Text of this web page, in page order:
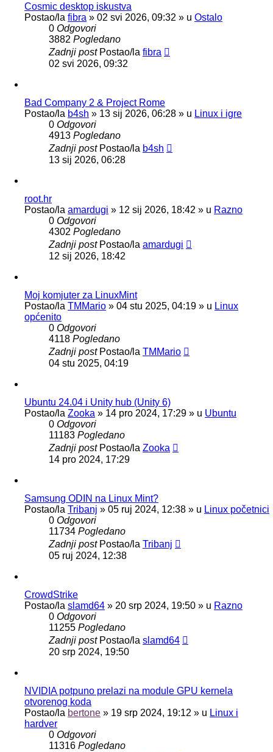
Cosmic desktop iskustva
Postao/la fibra » 02 svi 2026, 09:32 » u Ostalo
0 Odgovori
3882 Pogledano
Zadnji post Postao/la fibra
02 svi 2026, 09:32
Bad Company 2 & Project Rome
Postao/la b4sh » 13 sij 2026, 06:28 » u Linux i igre
0 Odgovori
4913 Pogledano
Zadnji post Postao/la b4sh
13 sij 2026, 06:28
root.hr
Postao/la amardugi » 12 sij 2026, 18:42 » u Razno
0 Odgovori
4302 Pogledano
Zadnji post Postao/la amardugi
12 sij 2026, 18:42
Moj komjuter za LinuxMint
Postao/la TMMario » 04 stu 2025, 04:19 » u Linux
općenito
0 Odgovori
4118 Pogledano
Zadnji post Postao/la TMMario
04 stu 2025, 04:19
Ubuntu 24.04 i Unity hub (Unity 6)
Postao/la Zooka » 14 pro 2024, 17:29 » u Ubuntu
0 Odgovori
11183 Pogledano
Zadnji post Postao/la Zooka
14 pro 2024, 17:29
Samsung ODIN na Linux Mint?
Postao/la Tribanj » 05 ruj 2024, 12:38 » u Linux početnici
0 Odgovori
11734 Pogledano
Zadnji post Postao/la Tribanj
05 ruj 2024, 12:38
CrowdStrike
Postao/la slamd64 » 20 srp 2024, 19:50 » u Razno
0 Odgovori
11255 Pogledano
Zadnji post Postao/la slamd64
20 srp 2024, 19:50
NVIDIA potpuno prelazi na module GPU kernela
otvorenog koda
Postao/la bertone » 19 srp 2024, 19:12 » u Linux i
hardver
0 Odgovori
11316 Pogledano